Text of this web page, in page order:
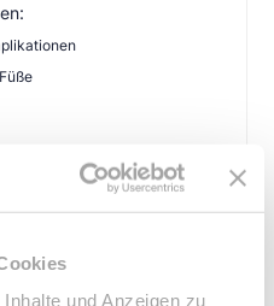
und Anzeigen zu
möglich
Vereinbarung